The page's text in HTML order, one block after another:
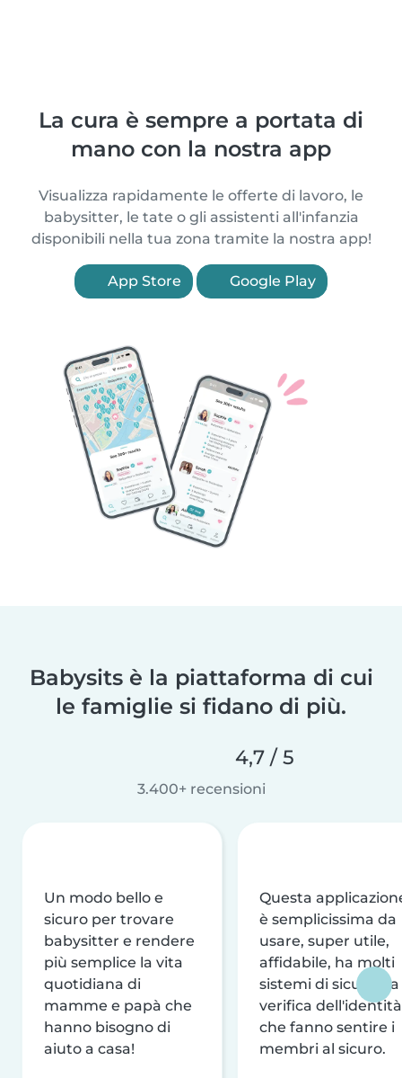
La cura è sempre a portata di
mano con la nostra app
Visualizza rapidamente le offerte di lavoro, le
babysitter, le tate o gli assistenti all'infanzia
disponibili nella tua zona tramite la nostra app!
App Store Google Play
Babysits è la piattaforma di cui
le famiglie si fidano di più.
4,7 / 5
3.400+ recensioni
Un modo bello e
sicuro per trovare
babysitter e rendere
più semplice la vita
quotidiana di
mamme e papà che
hanno bisogno di
aiuto a casa!
Questa
è semplicissima da
usare, super utile,
affidabile, ha molti
sistemi di sicurezza
verifica dell'identità
che fanno sentire i
membri al sicuro.